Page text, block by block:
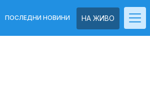
НА ЖИВО
ПОСЛЕДНИ НОВИНИ